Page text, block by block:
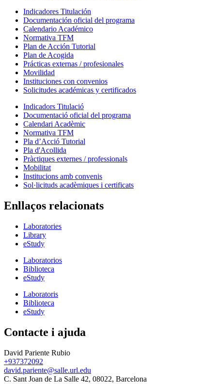
Indicadores Titulación
Documentación oficial del programa
Calendario Académico
Normativa TFM
Plan de Acción Tutorial
Plan de Acogida
Prácticas externas / profesionales
Movilidad
Instituciones con convenios
Solicitudes académicas y certificados
Indicadors Titulació
Documentació oficial del programa
Calendari Acadèmic
Normativa TFM
Pla d’Acció Tutorial
Pla d'Acollida
Pràctiques externes / professionals
Mobilitat
Institucions amb convenis
Sol·licituds acadèmiques i certificats
Enllaços relacionats
Laboratories
Library
eStudy
Laboratorios
Biblioteca
eStudy
Laboratoris
Biblioteca
eStudy
Contacte i ajuda
David Pariente Rubio
+937372092
david.pariente@salle.url.edu
C. Sant Joan de La Salle 42, 08022, Barcelona